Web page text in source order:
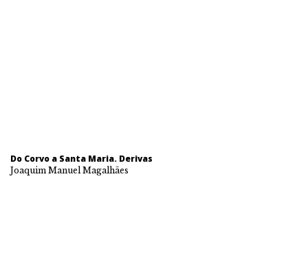
Do Corvo a Santa Maria. Derivas
Joaquim Manuel Magalhães